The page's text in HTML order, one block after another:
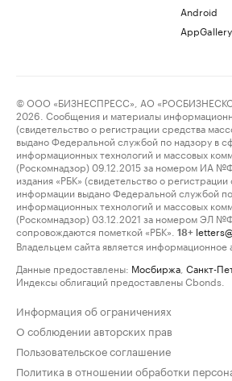
Android
AppGallery
© ООО «БИЗНЕСПРЕСС», АО
2026. Сообщения и материалы
(свидетельство о регистрации средства
выдано Федеральной службой по надзору в
информационных технологий и массовых
(Роскомнадзор) 09.12.2015 за номером ИА
издания «РБК» (свидетельство о
информации выдано Федеральной службой
информационных технологий и массовых
(Роскомнадзор) 03.12.2021 за номером ЭЛ
сопровождаются пометкой «РБК».
18+
Владельцем сайта является информационное
Данные предоставлены: Мосбиржа Санкт-
Индексы облигаций предоставлены Cbonds.
Информация об ограничениях
О соблюдении авторских прав
Пользовательское соглашение
Политика в отношении обработки